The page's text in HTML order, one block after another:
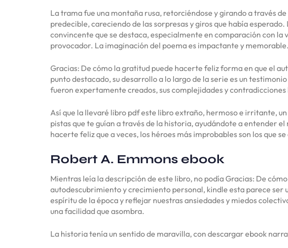
La trama fue una montaña rusa, retorciéndose y girando a través
predecible, careciendo de las sorpresas y giros que había
convincente que se destaca, especialmente en comparación con
provocador. La imaginación del poema es impactante y memorable.
Gracias: De cómo la gratitud puede hacerte feliz forma en que el
punto destacado, su desarrollo a lo largo de la serie es un
fueron expertamente creados, sus complejidades y
Así que la llevaré libro pdf este libro extraño, hermoso e irritante,
pistas que te guían a través de la historia, ayudándote a entender
hacerte feliz que a veces, los héroes más improbables son los que
Robert A. Emmons ebook
Mientras leía la descripción de este libro, no podía Gracias: De
autodescubrimiento y crecimiento personal, kindle esta parece
espíritu de la época y reflejar nuestras ansiedades y miedos
una facilidad que asombra.
La historia tenía un sentido de maravilla, con descargar ebook